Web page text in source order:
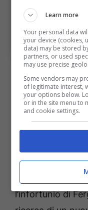
Bologna, spunta
Lazio/Getty
News
Gli
possibile
Secondo
molto forte su
sempre piaciuto
questo, il
nuovo assalto
l’infortunio di
Learn more
Your personal data
your device (cookies,
data) may be stored
partners, or used
may use precise
Some vendors may
of legitimate interest,
your options below.
or in the site menu to
and cookie settings.